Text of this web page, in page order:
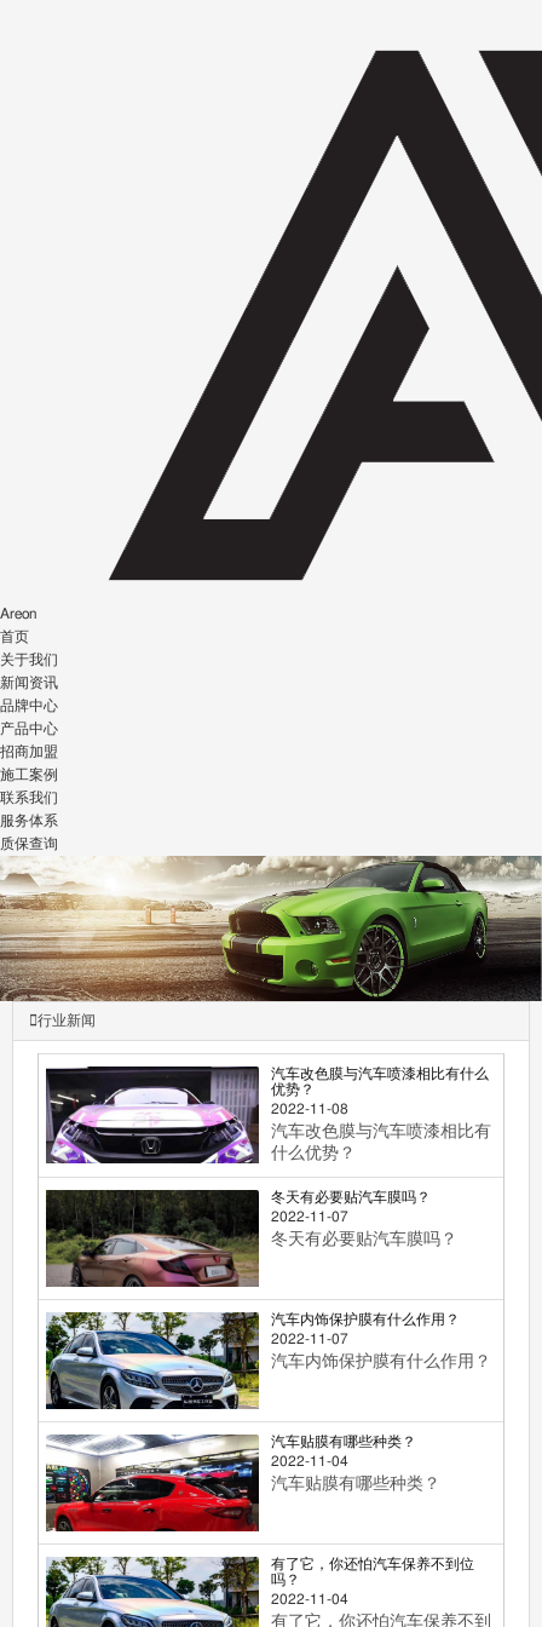
Areon
首页
关于我们
新闻资讯
品牌中心
产品中心
招商加盟
施工案例
联系我们
服务体系
质保查询
行业新闻
汽车改色膜与汽车喷漆相比有什么
优势？
2022-11-08
汽车改色膜与汽车喷漆相比有
什么优势？
冬天有必要贴汽车膜吗？
2022-11-07
冬天有必要贴汽车膜吗？
汽车内饰保护膜有什么作用？
2022-11-07
汽车内饰保护膜有什么作用？
汽车贴膜有哪些种类？
2022-11-04
汽车贴膜有哪些种类？
有了它，你还怕汽车保养不到位
吗？
2022-11-04
有了它，你还怕汽车保养不到